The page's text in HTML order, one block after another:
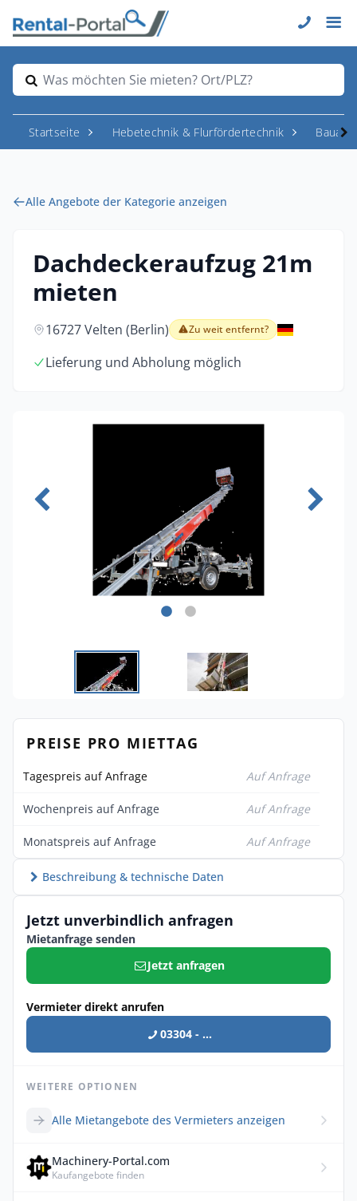
Was möchten Sie mieten? Ort/PLZ?
Startseite Hebetechnik & Flurfördertechnik
Alle Angebote der Kategorie anzeigen
Dachdeckeraufzug 21m
mieten
16727 Velten (Berlin) Zu weit entfernt?
Lieferung und Abholung möglich
PREISE PRO MIETTAG
Tagespreis auf Anfrage Auf Anfrage
Wochenpreis auf Anfrage Auf Anfrage
Monatspreis auf Anfrage Auf Anfrage
Beschreibung & technische Daten
Jetzt unverbindlich anfragen
Mietanfrage senden
Jetzt anfragen
Vermieter direkt anrufen
03304 - ...
WEITERE OPTIONEN
Alle Mietangebote des Vermieters anzeigen
Machinery-Portal.com
Kaufangebote finden